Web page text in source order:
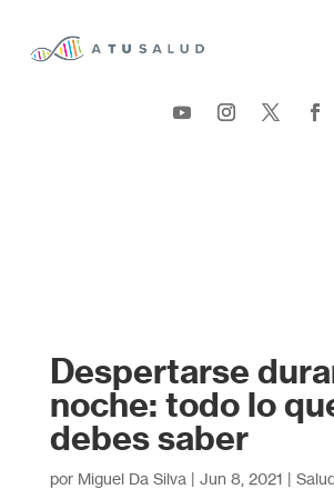
Despertarse
noche: todo lo
debes saber
por Miguel Da Silva | Jun 8, 2021 |